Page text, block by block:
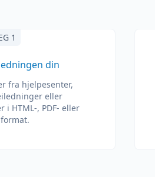
1
din
fra hjelpesenter,
eller
i HTML-, PDF- eller
format.